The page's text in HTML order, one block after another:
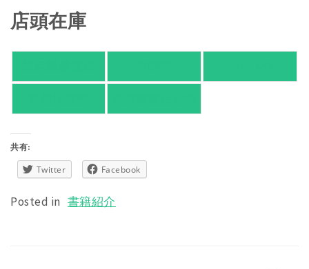
店頭在庫
共有:
Twitter Facebook
Posted in 書籍紹介